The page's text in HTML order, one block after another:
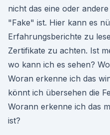
nicht das eine oder
"Fake" ist. Hier kann es
Erfahrungsberichte zu
Zertifikate zu achten. Ist
wo kann ich es sehen?
Woran erkenne ich das
könnt ich übersehen die
Worann erkenne ich das
ist?